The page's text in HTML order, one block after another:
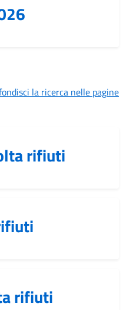
la ricerca nelle pagine
rifiuti
rifiuti